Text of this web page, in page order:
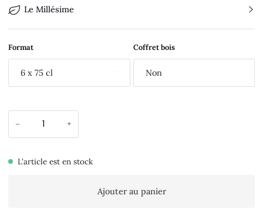
Le Millésime
Format
6 x 75 cl
Coffret bois
Non
− +
L'article est en stock
Ajouter au panier